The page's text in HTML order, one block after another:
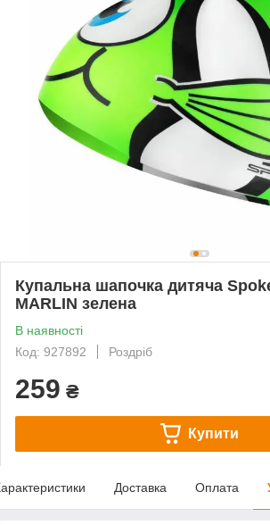
Купальна шапочка дитяча
MARLIN зелена
В наявності
Код: 927892
Роздріб
259 ₴
Купити
Доставка Оплата